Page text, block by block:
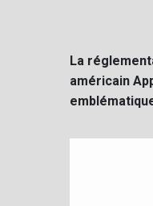
La
américain